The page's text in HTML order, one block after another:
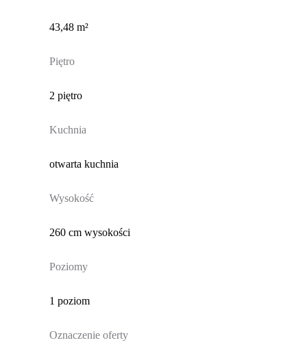
43,48 m²
Piętro
2 piętro
Kuchnia
otwarta kuchnia
Wysokość
260 cm wysokości
Poziomy
1 poziom
Oznaczenie oferty